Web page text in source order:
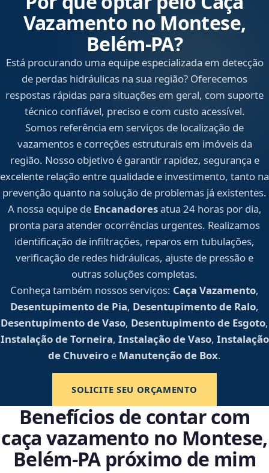
Vazamento no Montese,
Belém‑PA?
Está procurando uma equipe especializada em detecção
de perdas hidráulicas na sua região? Oferecemos
respostas rápidas para situações em geral, com suporte
técnico confiável, preciso e com custo acessível.
Somos referência em serviços de localização de
vazamentos e correções estruturais em imóveis da
região. Nosso objetivo é garantir rapidez, segurança e
excelente relação entre qualidade e investimento, tanto na
prevenção quanto na solução de problemas já existentes.
A nossa equipe de Encanadoresatua 24 horas por dia,
pronta para atender ocorrências urgentes. Realizamos
identificação de infiltrações, reparos em tubulações,
verificação de redes hidráulicas, ajuste de pressão e
outras soluções completas.
Conheça também nossos serviços: Caça Vazamento,
Desentupimento de Pia, Desentupimento de Ralo,
Desentupimento de Vaso, Desentupimento de Esgoto,
Instalação de Torneira, Instalação de Vaso, Instalação
de Chuveiro e Manutenção de Box.
SOLICITE SEU ORÇAMENTO
Benefícios de contar com
caça vazamento no Montese,
Belém‑PA próximo de mim